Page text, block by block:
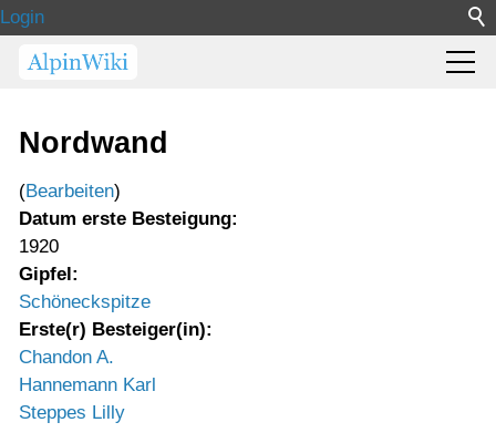
Login
Nordwand
(Bearbeiten)
Datum erste Besteigung:
1920
Gipfel:
Schöneckspitze
Erste(r) Besteiger(in):
Chandon A.
Hannemann Karl
Steppes Lilly